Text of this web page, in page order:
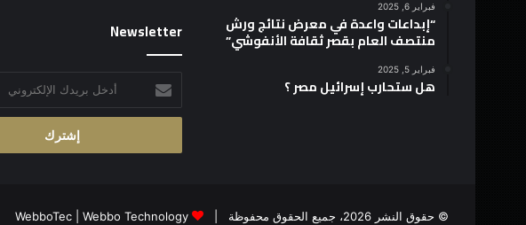
فبراير 6, 2025
“إبداعات واعدة في معرض نتائج ورش
منتصف العام بقصر ثقافة الأنفوشي”
فبراير 5, 2025
هل ستحارب إسرائيل مصر ؟
Newsletter
بريدك
الإلكتروني
© حقوق النشر 2026، جميع الحقوق محفوظة | WebboTec Webbo Technology